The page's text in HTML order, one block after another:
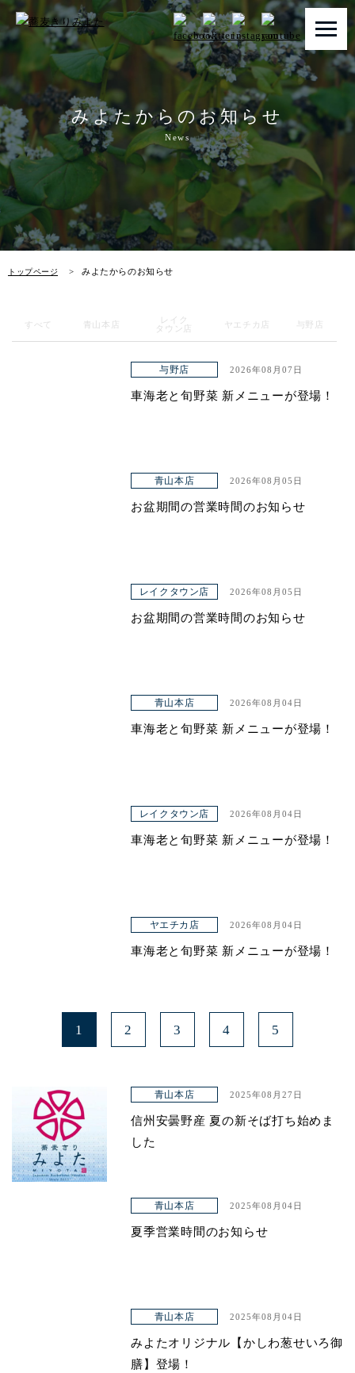
みよたからのお知らせ
News
トップページ みよたからのお知らせ
トップページ
みよたとは
みよたのこだわり
畑だより
メニュー
お知らせ
アクセス
すべて 青山本店
レイク
タウン店
ヤエチカ店 与野店
与野店 2026年08月07日
車海老と旬野菜 新メニューが登場！
青山本店 2026年08月05日
お盆期間の営業時間のお知らせ
レイクタウン店 2026年08月05日
お盆期間の営業時間のお知らせ
青山本店 2026年08月04日
車海老と旬野菜 新メニューが登場！
レイクタウン店 2026年08月04日
車海老と旬野菜 新メニューが登場！
ヤエチカ店 2026年08月04日
車海老と旬野菜 新メニューが登場！
1 2 3 4 5
青山本店 2025年08月27日
信州安曇野産 夏の新そば打ち始めま
した
青山本店 2025年08月04日
夏季営業時間のお知らせ
青山本店 2025年08月04日
みよたオリジナル【かしわ葱せいろ御
膳】登場！